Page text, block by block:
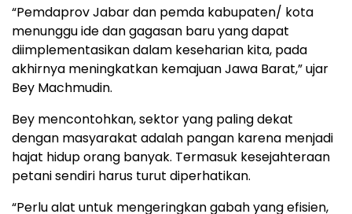
“Pemdaprov Jabar dan pemda kabupaten/ kota
menunggu ide dan gagasan baru yang dapat
diimplementasikan dalam keseharian kita, pada
akhirnya meningkatkan kemajuan Jawa Barat,” ujar
Bey Machmudin.
Bey mencontohkan, sektor yang paling dekat
dengan masyarakat adalah pangan karena menjadi
hajat hidup orang banyak. Termasuk kesejahteraan
petani sendiri harus turut diperhatikan.
“Perlu alat untuk mengeringkan gabah yang efisien,